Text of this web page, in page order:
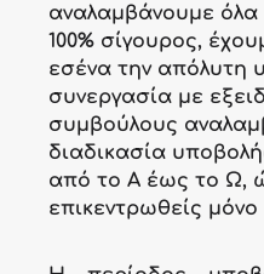
αναλαμβάνουμε όλα
100% σίγουρος,
εσένα την απόλυτη
συνεργασία με
συμβούλους
διαδικασία
από το Α έως το Ω,
επικεντρωθείς